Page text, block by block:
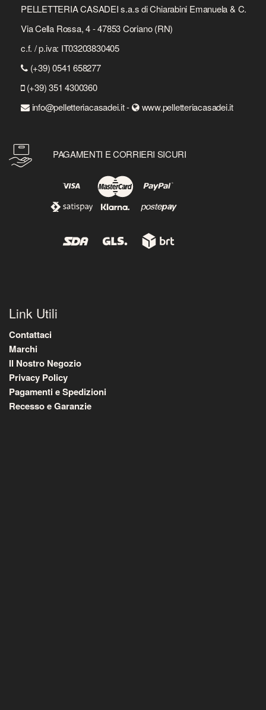
PELLETTERIA CASADEI s.a.s di Chiarabini Emanuela & C.
Via Cella Rossa, 4 - 47853 Coriano (RN)
c.f. / p.iva: IT03203830405
(+39) 0541 658277
(+39) 351 4300360
info@pelletteriacasadei.it -
www.pelletteriacasadei.it
PAGAMENTI E CORRIERI SICURI
Link Utili
Contattaci
Marchi
Il Nostro Negozio
Privacy Policy
Pagamenti e Spedizioni
Recesso e Garanzie